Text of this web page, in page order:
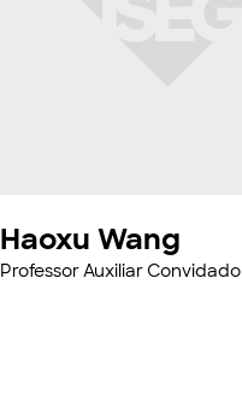
Haoxu Wang
Professor Auxiliar Convidado